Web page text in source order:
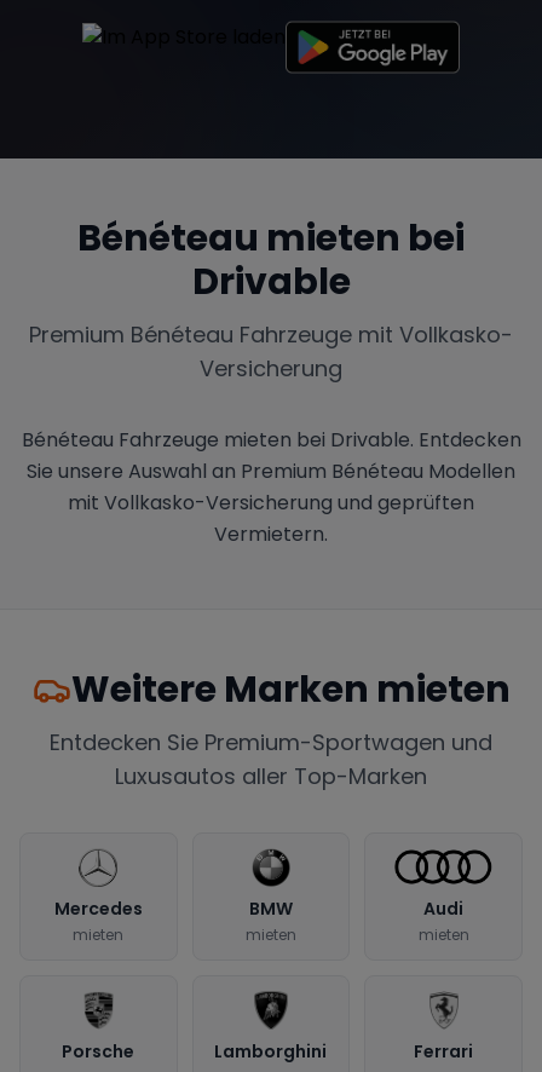
Bentley Rolls Royce Aston Martin
Range Rover Corvette
Bénéteau mieten bei
Drivable
Premium Bénéteau Fahrzeuge mit Vollkasko-
Versicherung
Bénéteau Fahrzeuge mieten bei Drivable. Entdecken
Sie unsere Auswahl an Premium Bénéteau Modellen
mit Vollkasko-Versicherung und geprüften
Vermietern.
Weitere Marken mieten
Entdecken Sie Premium-Sportwagen und
Luxusautos aller Top-Marken
Mercedes
mieten
BMW
mieten
Audi
mieten
Porsche Lamborghini Ferrari